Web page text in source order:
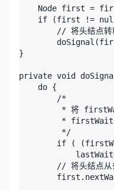
Node first =
if (first !=
// 将头结点转
}
private void
    do {
        /*
* 将
*
         */
if (
// 将头结点从